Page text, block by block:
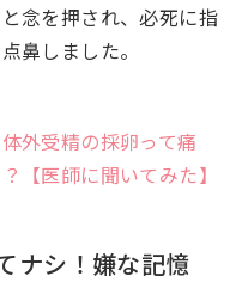
念を押され、必死に指
鼻しました。
外受精の採卵って痛
【医師に聞いてみた】
ナシ！嫌な記憶